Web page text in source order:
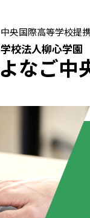
中央国際高等学校提
学校法人柳心学園
よなご中